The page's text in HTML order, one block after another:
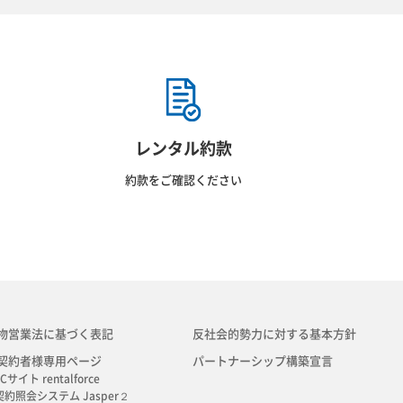
レンタル約款
約款をご確認ください
営業法に基づく表記
約者様専用ページ
サイト rentalforce
約照会システム Jasper２
反社会的勢力に対する基本方針
パートナーシップ構築宣言